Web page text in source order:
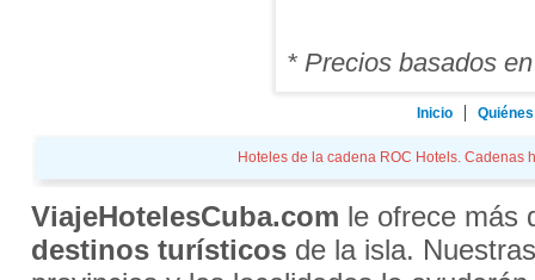
* Precios basados
Inicio
Hoteles de la cadena ROC Hotels. Cadenas
ViajeHotelesCuba.com le ofrece más
destinos turísticosde la isla.